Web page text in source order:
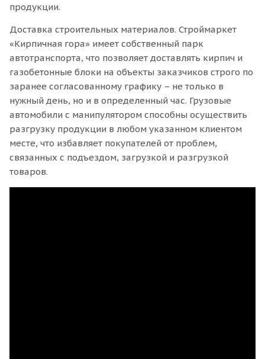
продукции.
Доставка строительных материалов. Строймаркет
«Кирпичная гора» имеет собственный парк
автотранспорта, что позволяет доставлять кирпич и
газобетонные блоки на объекты заказчиков строго по
заранее согласованному графику – не только в
нужный день, но и в определенный час. Грузовые
автомобили с манипулятором способны осуществить
разгрузку продукции в любом указанном клиентом
месте, что избавляет покупателей от проблем,
связанных с подъездом, загрузкой и разгрузкой
товаров.